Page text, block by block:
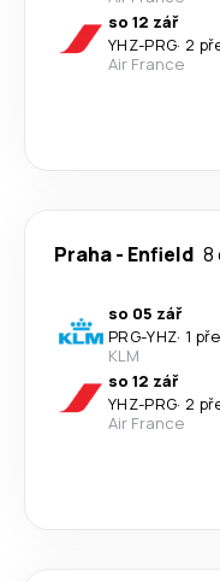
so 12 zář
YHZ-PRG· 2
Air France
Praha- Enfield 8
so 05 zář
PRG-YHZ· 1
KLM
so 12 zář
YHZ-PRG· 2
Air France